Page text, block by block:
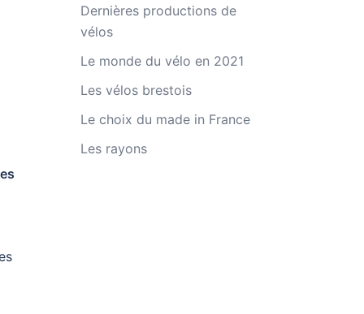
Dernières productions de
vélos
Le monde du vélo en 2021
Les vélos brestois
Le choix du made in France
Les rayons